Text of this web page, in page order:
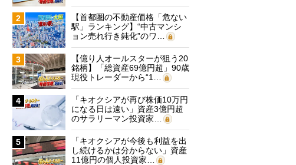
2
【首都圏の不動産価格「危ない
駅」ランキング】“中古マンシ
ョン売れ行き鈍化”のワ…
3
【億り人オールスターが狙う20
銘柄】「総資産69億円超」90歳
現役トレーダーから“1…
4
「キオクシアが再び株価10万円
になる日は遠い」資産3億円超
のサラリーマン投資家…
5
「キオクシアが今後も利益を出
し続けるかは分からない」資産
11億円の個人投資家…